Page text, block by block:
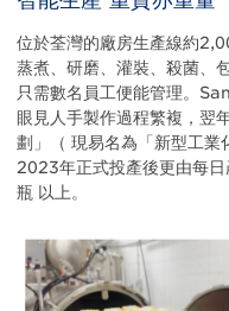
位於荃灣的廠房生產線約
蒸煮、研磨、灌裝、殺菌、
只需數名員工便能管理。
眼見人手製作過程繁複，翌
劃」（ 現易名為「新型工業
2023年正式投產後更由每
瓶 以上。